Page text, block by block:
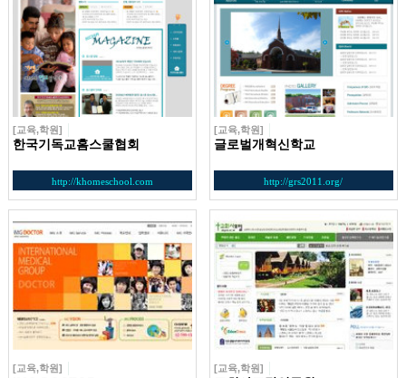
[교육,학원]
한국기독교홈스쿨협회
http://khomeschool.com
[교육,학원]
글로벌개혁신학교
http://grs2011.org/
[교육,학원] [교육,학원]